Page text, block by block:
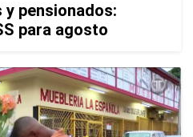
y pensionados:
para agosto